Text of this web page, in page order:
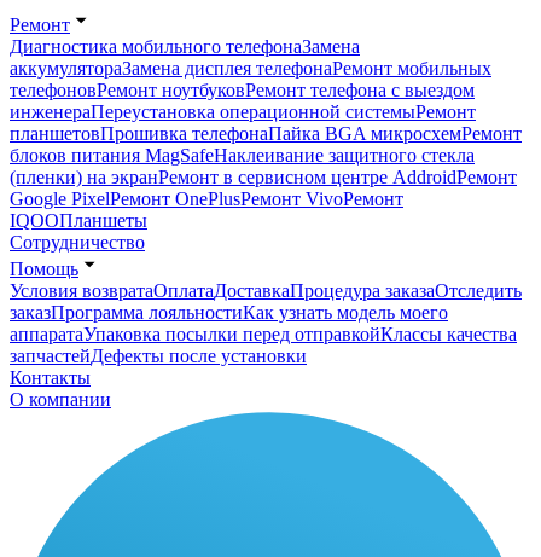
Ремонт
Диагностика мобильного телефонаЗамена
аккумулятораЗамена дисплея телефонаРемонт мобильных
телефоновРемонт ноутбуковРемонт телефона с выездом
инженераПереустановка операционной системыРемонт
планшетовПрошивка телефонаПайка BGA микросхемРемонт
блоков питания MagSafeНаклеивание защитного стекла
(пленки) на экранРемонт в сервисном центре AddroidРемонт
Google PixelРемонт OnePlusРемонт VivoРемонт
IQOOПланшеты
Сотрудничество
Помощь
Условия возвратаОплатаДоставкаПроцедура заказаОтследить
заказПрограмма лояльностиКак узнать модель моего
аппаратаУпаковка посылки перед отправкойКлассы качества
запчастейДефекты после установки
Контакты
О компании